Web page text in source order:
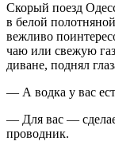
Скорый поезд
в белой
вежливо
чаю или свежую
диване, поднял
— А водка у вас
— Для вас —
проводник.